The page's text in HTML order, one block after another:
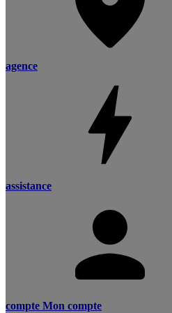
agence
assistance
compte Mon compte